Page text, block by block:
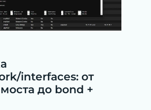
interfaces: от
до bond +